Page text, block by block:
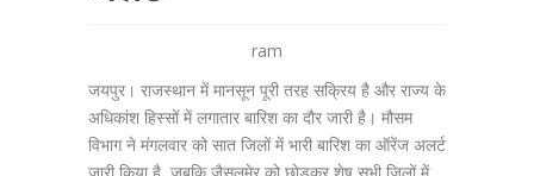
ram
जयपुर। राजस्थान में मानसून पूरी तरह सक्रिय है और राज्य के
अधिकांश हिस्सों में लगातार बारिश का दौर जारी है। मौसम
विभाग ने मंगलवार को सात जिलों में भारी बारिश का ऑरेंज अलर्ट